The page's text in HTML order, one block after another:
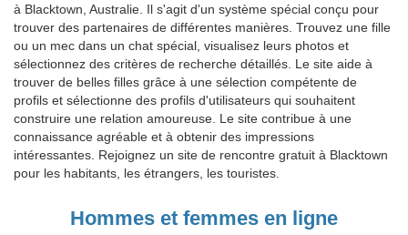
à Blacktown, Australie. Il s'agit d'un système spécial conçu pour
trouver des partenaires de différentes manières. Trouvez une fille
ou un mec dans un chat spécial, visualisez leurs photos et
sélectionnez des critères de recherche détaillés. Le site aide à
trouver de belles filles grâce à une sélection compétente de
profils et sélectionne des profils d'utilisateurs qui souhaitent
construire une relation amoureuse. Le site contribue à une
connaissance agréable et à obtenir des impressions
intéressantes. Rejoignez un site de rencontre gratuit à Blacktown
pour les habitants, les étrangers, les touristes.
Hommes et femmes en ligne